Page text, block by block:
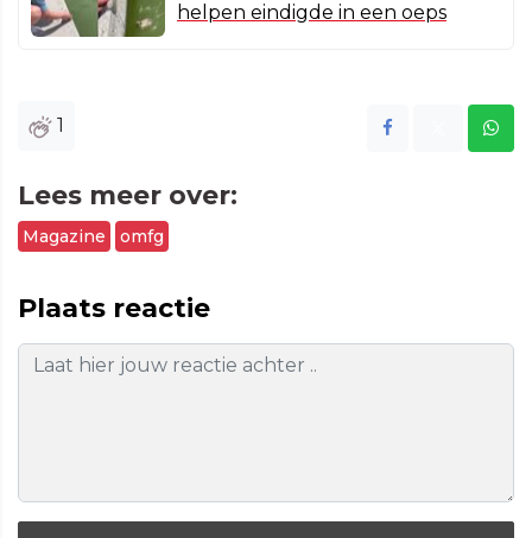
helpen eindigde in een oeps
1
Lees meer over:
Magazine omfg
Plaats reactie